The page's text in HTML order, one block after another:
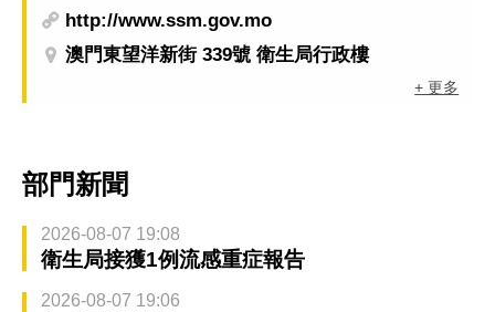
http://www.ssm.gov.mo
澳門東望洋新街 339號 衛生局行政樓
+ 更多
部門新聞
2026-08-07 19:08
衛生局接獲1例流感重症報告
2026-08-07 19:06